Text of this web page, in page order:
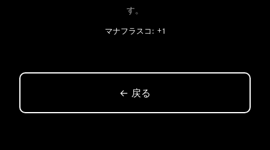
す。
マナフラスコ: +1
← 戻る